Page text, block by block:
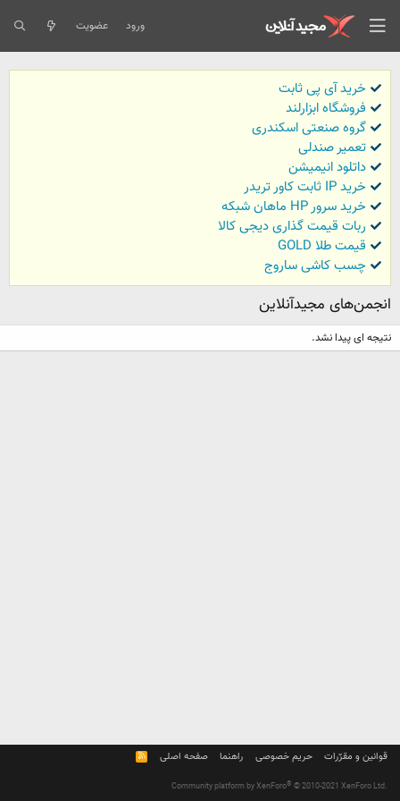
ورود عضویت
خرید آی پی ثابت
فروشگاه ابزارلند
گروه صنعتی اسکندری
تعمیر صندلی
داتلود انیمیشن
خرید IP ثابت کاور تریدر
خرید سرور HP ماهان شبکه
ربات قیمت گذاری دیجی کالا
قیمت طلا GOLD
چسب کاشی ساروج
انجمن‌های مجیدآنلاین
نتیجه ای پیدا نشد.
قوانین و مقرّرات حریم خصوصی راهنما صفحه اصلی
R
S
Community platform by XenForo® © 2010-2021 XenForo Ltd.